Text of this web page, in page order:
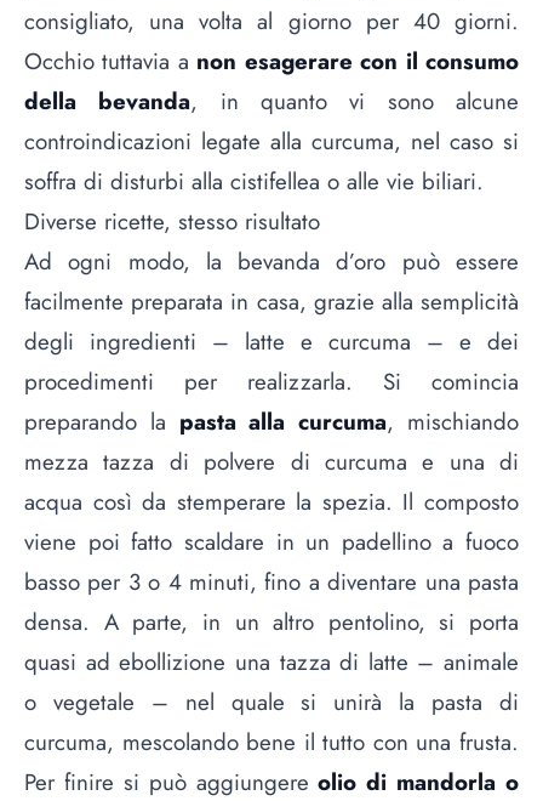
consigliato, una volta al giorno per 40 giorni.
Occhio tuttavia a non esagerare con il consumo
della bevanda, in quanto vi sono alcune
controindicazioni legate alla curcuma, nel caso si
soffra di disturbi alla cistifellea o alle vie biliari.
Diverse ricette, stesso risultato
Ad ogni modo, la bevanda d’oro può essere
facilmente preparata in casa, grazie alla semplicità
degli ingredienti – latte e curcuma – e dei
procedimenti per realizzarla. Si comincia
preparando la pasta alla curcuma, mischiando
mezza tazza di polvere di curcuma e una di
acqua così da stemperare la spezia. Il composto
viene poi fatto scaldare in un padellino a fuoco
basso per 3 o 4 minuti, fino a diventare una pasta
densa. A parte, in un altro pentolino, si porta
quasi ad ebollizione una tazza di latte – animale
o vegetale – nel quale si unirà la pasta di
curcuma, mescolando bene il tutto con una frusta.
Per finire si può aggiungereolio di mandorla o